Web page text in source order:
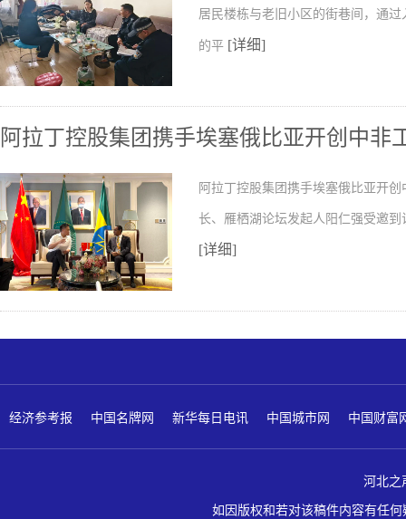
居民楼栋与老旧小区的街巷间，通
的平 [详细]
阿拉丁控股集团携手埃塞俄比亚开创中非
阿拉丁控股集团携手埃塞俄比亚开
长、雁栖湖论坛发起人阳仁强受邀
[详细]
经济参考报 中国名牌网 新华每日电讯 中国城市网 中国财富
河北之
如因版权和若对该稿件内容有任